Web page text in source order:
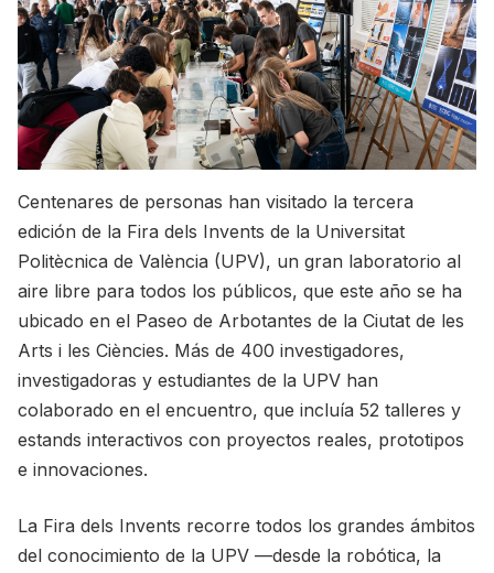
Centenares de personas han visitado la tercera
edición de la Fira dels Invents de la Universitat
Politècnica de València (UPV), un gran laboratorio al
aire libre para todos los públicos, que este año se ha
ubicado en el Paseo de Arbotantes de la Ciutat de les
Arts i les Ciències. Más de 400 investigadores,
investigadoras y estudiantes de la UPV han
colaborado en el encuentro, que incluía 52 talleres y
estands interactivos con proyectos reales, prototipos
e innovaciones.
La Fira dels Invents recorre todos los grandes ámbitos
del conocimiento de la UPV —desde la robótica, la